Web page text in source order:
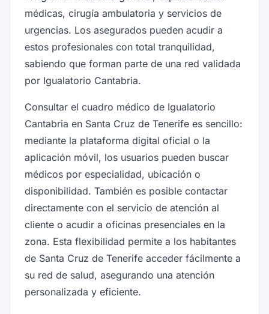
médicas, cirugía ambulatoria y servicios de
urgencias. Los asegurados pueden acudir a
estos profesionales con total tranquilidad,
sabiendo que forman parte de una red validada
por Igualatorio Cantabria.
Consultar el cuadro médico de Igualatorio
Cantabria en Santa Cruz de Tenerife es sencillo:
mediante la plataforma digital oficial o la
aplicación móvil, los usuarios pueden buscar
médicos por especialidad, ubicación o
disponibilidad. También es posible contactar
directamente con el servicio de atención al
cliente o acudir a oficinas presenciales en la
zona. Esta flexibilidad permite a los habitantes
de Santa Cruz de Tenerife acceder fácilmente a
su red de salud, asegurando una atención
personalizada y eficiente.